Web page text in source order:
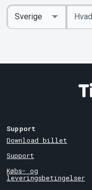
Indtast
søgeord
Select
Country
Support
Download billet
Support
Købs- og
leveringsbetingelser